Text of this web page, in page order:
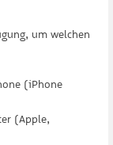
um welchen
(iPhone
(Apple,